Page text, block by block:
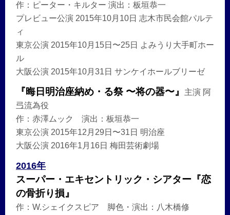
作：ピーター・キルター 演出：板垣恭一
プレビュー公演 2015年10月10日 志木市民会館パルテ
ィ
東京公演 2015年10月15日〜25日 よみうり大手町ホー
ル
大阪公演 2015年10月31日 サンケイホールブリーゼ
『晦日明治座納め・る祭 〜将の器〜』
主演 阿
弖流為役
作：赤澤ムック 演出：板垣恭一
東京公演 2015年12月29日〜31日 明治座
大阪公演 2016年1月16日 梅田芸術劇場
2016年
スーパー・エキセントリック・シアター『恋
の骨折り損』
作：W.シェイクスピア 脚色・演出：八木橋修